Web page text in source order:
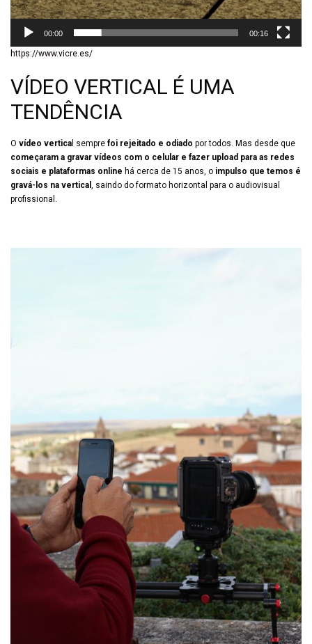
00:00 00:16
https://www.vicre.es/
VÍDEO VERTICAL É UMA
TENDÊNCIA
O vídeo vertica l sempre foi rejeitado e odiado por todos. Mas desde que
começaram a gravar vídeos com o celular e fazer upload para as redes
sociais e plataformas online há cerca de 15 anos, o impulso que temos é
gravá-los na vertical , saindo do formato horizontal para o audiovisual
profissional.